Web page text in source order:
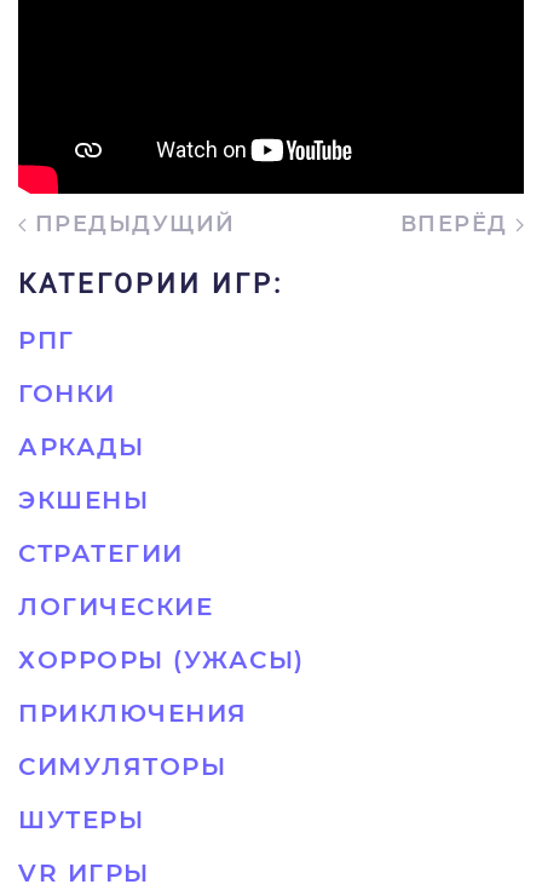
ПРЕДЫДУЩИЙ ВПЕРЁД
КАТЕГОРИИ ИГР:
РПГ
ГОНКИ
АРКАДЫ
ЭКШЕНЫ
СТРАТЕГИИ
ЛОГИЧЕСКИЕ
ХОРРОРЫ (УЖАСЫ)
ПРИКЛЮЧЕНИЯ
СИМУЛЯТОРЫ
ШУТЕРЫ
VR ИГРЫ